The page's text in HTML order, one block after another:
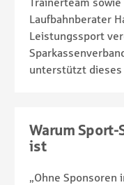
Laufbahnberater
Leistungssport
unterstützt dieses
Warum
ist
„Ohne Sponsoren